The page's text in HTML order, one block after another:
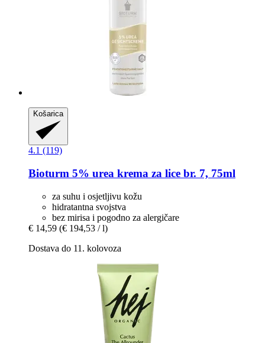
Košarica
4.1 (119)
Bioturm 5% urea krema za lice br. 7, 75ml
za suhu i osjetljivu kožu
hidratantna svojstva
bez mirisa i pogodno za alergičare
€ 14,59 (€ 194,53 / l)
Dostava do 11. kolovoza